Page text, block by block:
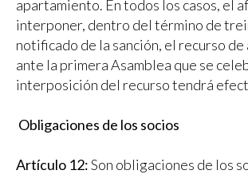
apartamiento. En todos los casos, el
interponer, dentro del término de
notificado de la sanción, el recurso
ante la primera Asamblea que se
interposición del recurso tendrá
Obligaciones de los socios
Artículo 12:Son obligaciones de los